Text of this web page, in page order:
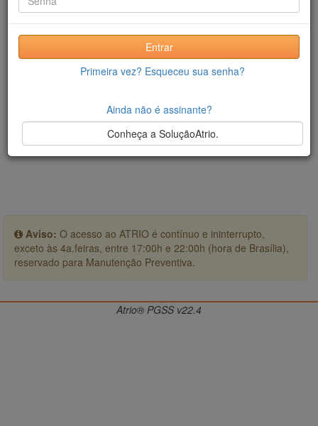
Aviso: O acesso ao ATRIO é contínuo e ininterrupto,
exceto às 4a.feiras, entre 17:00h e 22:00h (hora de Brasília),
reservado para Manutenção Preventiva.
Entrar
Primeira vez? Esqueceu sua senha?
Ainda não é assinante?
Conheça a SoluçãoAtrio.
Atrio® PGSS v22.4